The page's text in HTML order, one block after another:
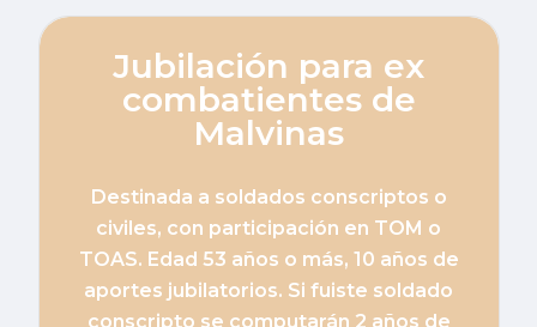
Jubilación para ex
combatientes de
Malvinas
Destinada a soldados conscriptos o
civiles, con participación en TOM o
TOAS. Edad 53 años o más, 10 años de
aportes jubilatorios. Si fuiste soldado
conscripto se computarán 2 años de